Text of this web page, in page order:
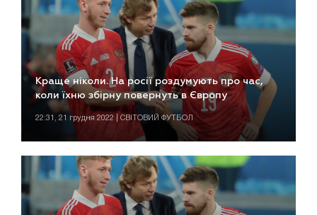
Краще ніколи. На росії роздумують про час,
коли їхню збірну повернуть в Європу
22:31, 21 грудня 2022 | СВІТОВИЙ ФУТБОЛ